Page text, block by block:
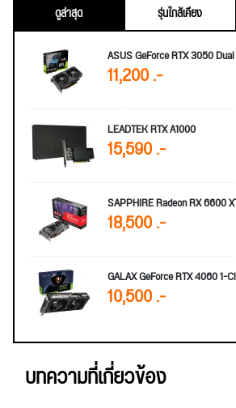
ดูล่าสุด รุ่นใกล้เคียง
ASUS GeForce RTX 3050
11,200 .-
LEADTEK RTX A1000
15,590 .-
SAPPHIRE Radeon RX 6600
18,500 .-
GALAX GeForce RTX 4060 1-
10,500 .-
บทความที่เกี่ยวข้อง